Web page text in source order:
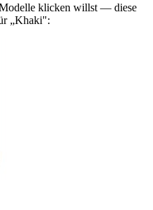
klicken willst — diese
„Khaki":